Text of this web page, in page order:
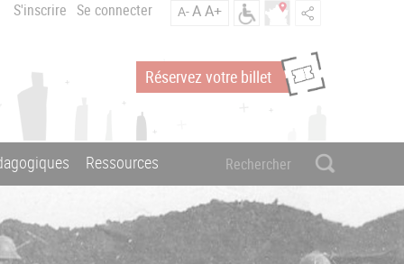
S'inscrire Se connecter A-AA+
Réservez votre billet
Ressources